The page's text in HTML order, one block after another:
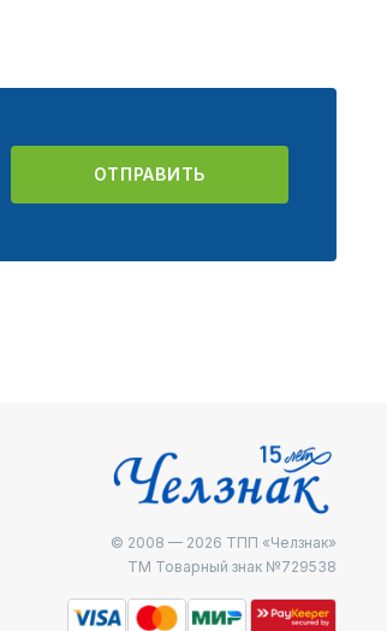
ОТПРАВИТЬ
© 2008 — 2026 ТПП «Челзнак»
ТМ Товарный знак №729538